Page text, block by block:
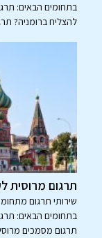
בתחומים הבאים:
להצליח ברומניה?
תרגום מרוסית
בתחומים הבאים:
תרגום מסמכים